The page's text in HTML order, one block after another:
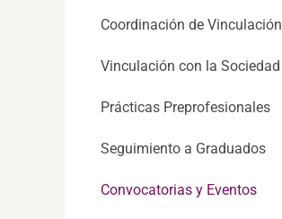
Coordinación de Vinculación
Vinculación con la Sociedad
Prácticas Preprofesionales
Seguimiento a Graduados
Convocatorias y Eventos